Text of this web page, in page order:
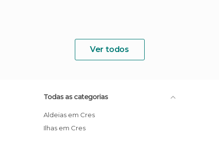
Ver todos
Todas as categorias
Aldeias em Cres
Ilhas em Cres